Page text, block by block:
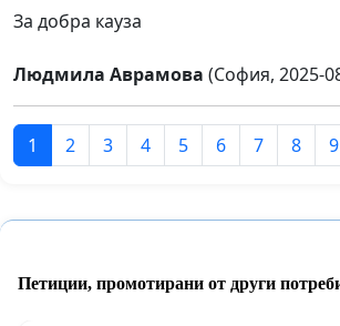
За добра кауза
Людмила Аврамова (София, 2025-
1 2 3 4 5 6 7 8 9
Петиции, промотирани от други